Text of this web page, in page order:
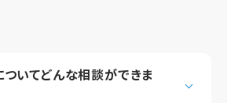
いてどんな相談ができま